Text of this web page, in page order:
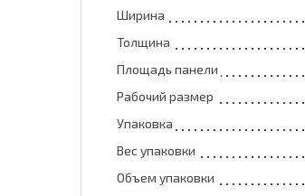
Ширина
Толщина
Площадь панели
Рабочий размер
Упаковка
Вес упаковки
Объем упаковки